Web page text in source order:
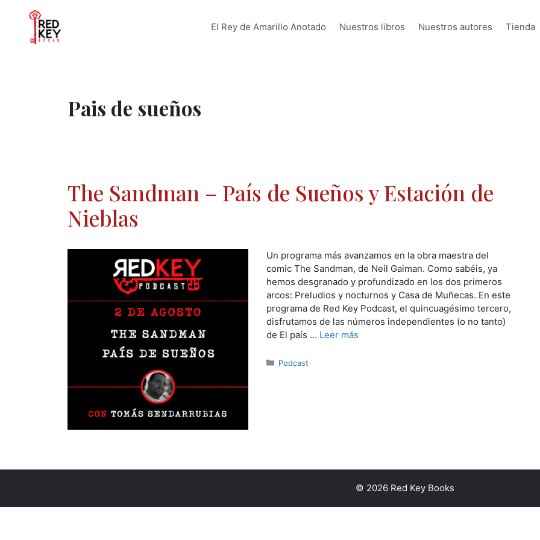
contenido
El Rey de Amarillo Anotado Nuestros libros Nuestros autores Tienda
Pais de sueños
The Sandman – País de Sueños y Estación de
Nieblas
Un programa más avanzamos en la obra maestra del
comic The Sandman, de Neil Gaiman. Como sabéis, ya
hemos desgranado y profundizado en los dos primeros
arcos: Preludios y nocturnos y Casa de Muñecas. En este
programa de Red Key Podcast, el quincuagésimo tercero,
disfrutamos de las números independientes (o no tanto)
de El país … Leer más
Categorías
Podcast
© 2026 Red Key Books